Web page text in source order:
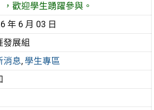
，歡迎學生踴躍參與。
年 6 月 03 日
發展組
消息, 學生專區